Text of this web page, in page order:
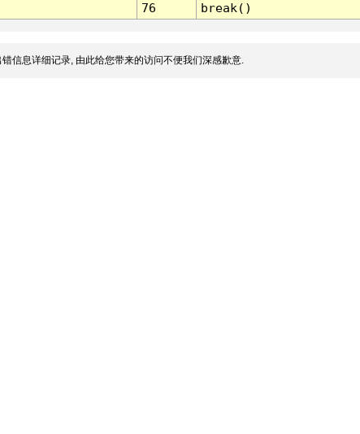
76 break()
信息详细记录, 由此给您带来的访问不便我们深感歉意.